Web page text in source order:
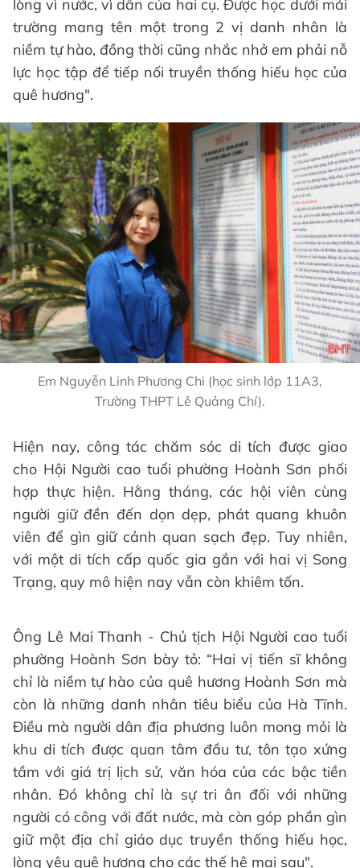
lòng vì nước, vì dân của hai cụ. Được học dưới mái
trường mang tên một trong 2 vị danh nhân là
niềm tự hào, đồng thời cũng nhắc nhở em phải nỗ
lực học tập để tiếp nối truyền thống hiếu học của
quê hương".
Em Nguyễn Linh Phương Chi (học sinh lớp 11A3,
Trường THPT Lê Quảng Chí).
Hiện nay, công tác chăm sóc di tích được giao
cho Hội Người cao tuổi phường Hoành Sơn phối
hợp thực hiện. Hằng tháng, các hội viên cùng
người giữ đền đến dọn dẹp, phát quang khuôn
viên để gìn giữ cảnh quan sạch đẹp. Tuy nhiên,
với một di tích cấp quốc gia gắn với hai vị Song
Trạng, quy mô hiện nay vẫn còn khiêm tốn.
Ông Lê Mai Thanh - Chủ tịch Hội Người cao tuổi
phường Hoành Sơn bày tỏ: “Hai vị tiến sĩ không
chỉ là niềm tự hào của quê hương Hoành Sơn mà
còn là những danh nhân tiêu biểu của Hà Tĩnh.
Điều mà người dân địa phương luôn mong mỏi là
khu di tích được quan tâm đầu tư, tôn tạo xứng
tầm với giá trị lịch sử, văn hóa của các bậc tiền
nhân. Đó không chỉ là sự tri ân đối với những
người có công với đất nước, mà còn góp phần gìn
giữ một địa chỉ giáo dục truyền thống hiếu học,
lòng yêu quê hương cho các thế hệ mai sau".